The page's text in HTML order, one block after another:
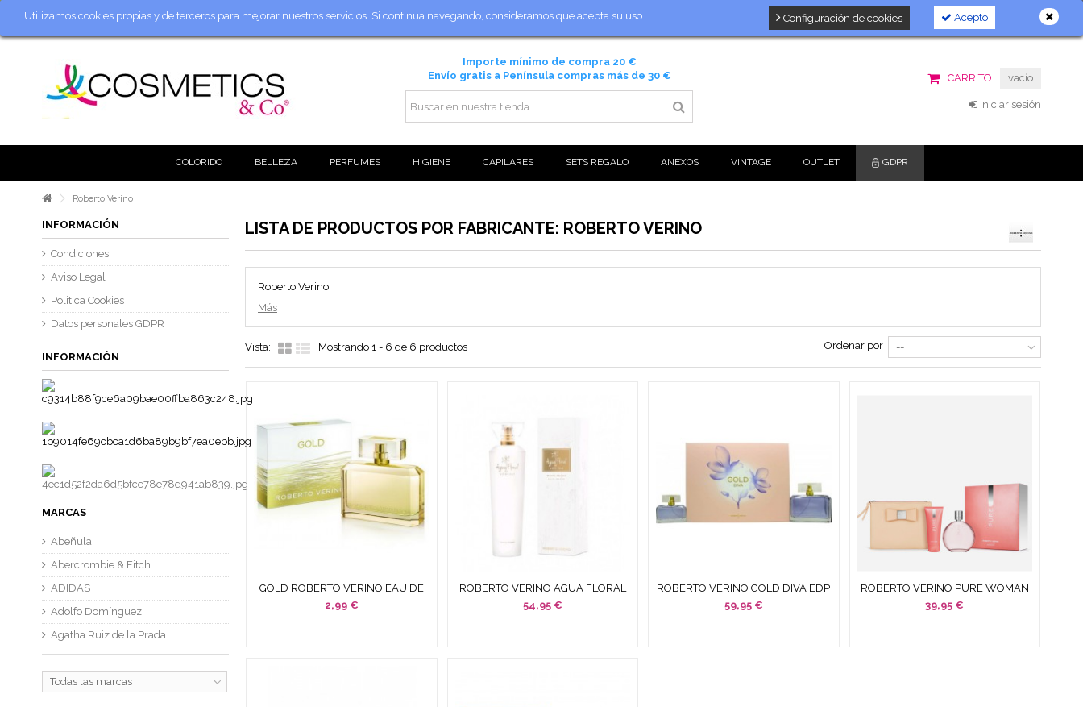
Utilizamos cookies propias y de terceros para mejorar nuestros servicios. Si continua navegando, consideramos que acepta su uso. Acepto
Configuración de cookies
Importe mínimo de compra 20 €
Envío gratis a Península compras más de 30 €
CARRITO vacío
Iniciar sesión
COLORIDO BELLEZA PERFUMES HIGIENE CAPILARES SETS REGALO ANEXOS VINTAGE OUTLET GDPR
Roberto Verino
LISTA DE PRODUCTOS POR FABRICANTE: ROBERTO VERINO
Roberto Verino
Más
Vista: Mostrando 1 - 6 de 6 productos Ordenar por --
GOLD ROBERTO VERINO EAU DE
PARFUM 4,5 ML ( MINIATURA )
2,99 €
ROBERTO VERINO AGUA FLORAL
WHITE PEONY EDT 100 ML
54,95 €
ROBERTO VERINO GOLD DIVA EDP
90 ML SPRAY + EDP 30 ML
59,95 €
ROBERTO VERINO PURE WOMAN
EDT 120 ML SPRAY + BODY
39,95 €
INFORMACIÓN
Condiciones
Aviso Legal
Politica Cookies
Datos personales GDPR
INFORMACIÓN
MARCAS
Abeñula
Abercrombie & Fitch
ADIDAS
Adolfo Domínguez
Agatha Ruiz de la Prada
Todas las marcas